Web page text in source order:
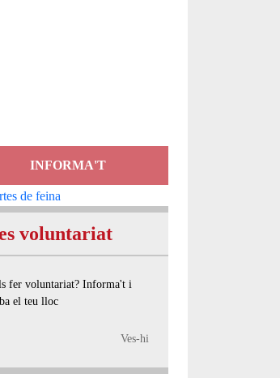
INFORMA'T
voluntariat
fer voluntariat? Informa't i
el teu lloc
Ves-hi